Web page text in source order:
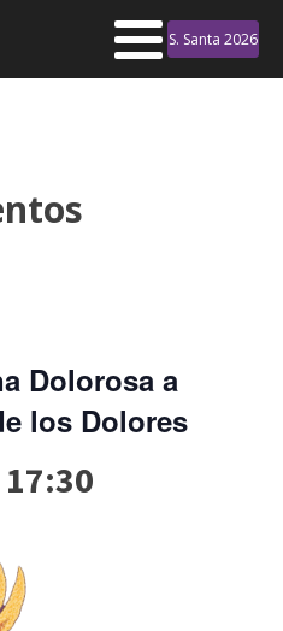
S. Santa 2026
Dolorosa a
los Dolores